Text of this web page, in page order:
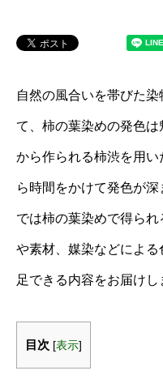
自然の風合いを帯びた
て、柿の葉染めの発色
から作られる柿渋を用
ら時間をかけて発色が
では柿の葉染めで得ら
や素材、媒染などによ
足できる内容をお届けし
目次 [表示]